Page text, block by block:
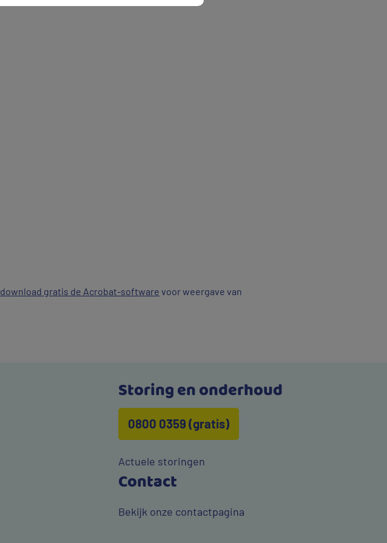
download gratis de Acrobat-software voor weergave van
Storing en onderhoud
0800 0359 (gratis)
Actuele storingen
Contact
Bekijk onze contactpagina